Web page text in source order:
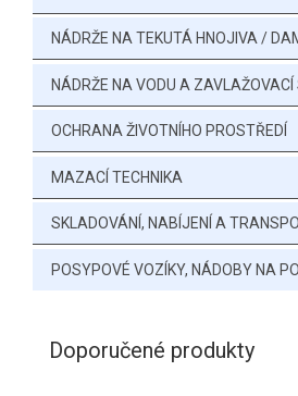
NÁDRŽE NA TEKUTÁ HNOJIVA /
NÁDRŽE NA VODU A
OCHRANA ŽIVOTNÍHO PROSTŘEDÍ
MAZACÍ TECHNIKA
SKLADOVÁNÍ, NABÍJENÍ A
POSYPOVÉ VOZÍKY, NÁDOBY NA
Doporučené produkty